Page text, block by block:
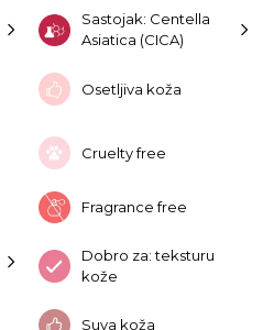
Sastojak: Centella
Asiatica (CICA)
Osetljiva koža
Cruelty free
Fragrance free
Dobro za: teksturu
kože
Suva koža